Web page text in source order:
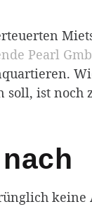
Pearl
soll, ist noch